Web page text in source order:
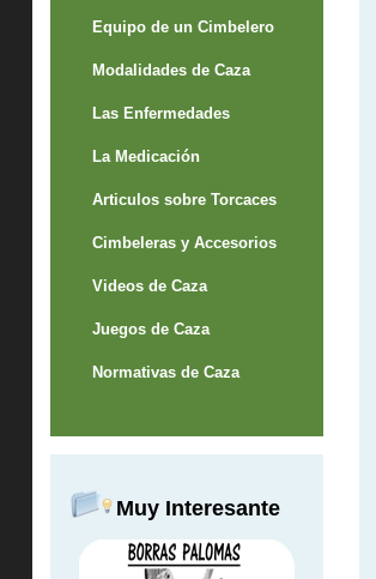
Equipo de un Cimbelero
Modalidades de Caza
Las Enfermedades
La Medicación
Articulos sobre Torcaces
Cimbeleras y Accesorios
Videos de Caza
Juegos de Caza
Normativas de Caza
Muy Interesante